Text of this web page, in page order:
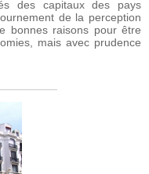
des capitaux des pays
de la perception
bonnes raisons pour être
mais avec prudence